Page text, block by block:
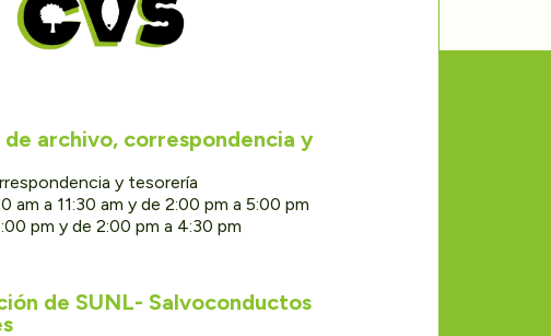
archivo, correspondencia y
y tesorería
am a 11:30 am y de 2:00 pm a 5:00 pm
pm y de 2:00 pm a 4:30 pm
de SUNL- Salvoconductos